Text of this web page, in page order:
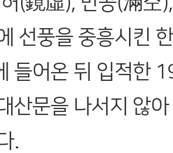
선풍을 중흥시킨
들어온 뒤 입적한
산문을 나서지 않
.